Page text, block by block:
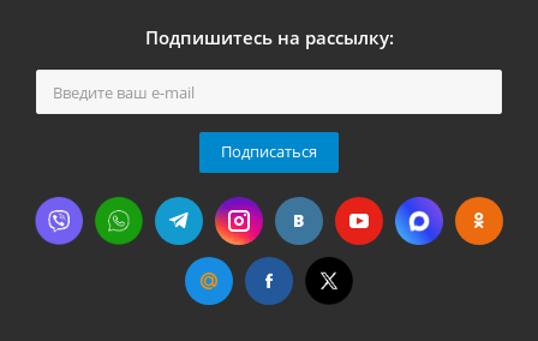
Подпишитесь на рассылку:
Подписаться